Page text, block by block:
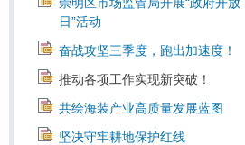
日”活动
奋战攻坚三季度，跑出加速度！
推动各项工作实现新突破！
共绘海装产业高质量发展蓝图
坚决守牢耕地保护红线